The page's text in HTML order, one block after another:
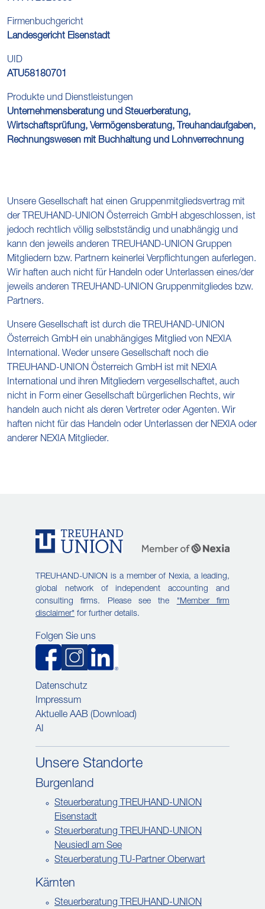
Firmenbuchgericht
Landesgericht Eisenstadt
UID
ATU58180701
Produkte und Dienstleistungen
Unternehmensberatung und Steuerberatung,
Wirtschaftsprüfung, Vermögensberatung, Treuhandaufgaben,
Rechnungswesen mit Buchhaltung und Lohnverrechnung
Unsere Gesellschaft hat einen Gruppenmitgliedsvertrag mit
der TREUHAND-UNION Österreich GmbH abgeschlossen, ist
jedoch rechtlich völlig selbstständig und unabhängig und
kann den jeweils anderen TREUHAND-UNION Gruppen
Mitgliedern bzw. Partnern keinerlei Verpflichtungen auferlegen.
Wir haften auch nicht für Handeln oder Unterlassen eines/der
jeweils anderen TREUHAND-UNION Gruppenmitgliedes bzw.
Partners.
Unsere Gesellschaft ist durch die TREUHAND-UNION
Österreich GmbH ein unabhängiges Mitglied von NEXIA
International. Weder unsere Gesellschaft noch die
TREUHAND-UNION Österreich GmbH ist mit NEXIA
International und ihren Mitgliedern vergesellschaftet, auch
nicht in Form einer Gesellschaft bürgerlichen Rechts, wir
handeln auch nicht als deren Vertreter oder Agenten. Wir
haften nicht für das Handeln oder Unterlassen der NEXIA oder
anderer NEXIA Mitglieder.
TREUHAND-UNION is a member of Nexia, a leading,
global network of independent accounting and
consulting firms. Please see the "Member firm
disclaimer" for further details.
Datenschutz
Impressum
Aktuelle AAB (Download)
AI
Folgen Sie uns
Unsere Standorte
Burgenland
Steuerberatung TREUHAND-UNION
Eisenstadt
Steuerberatung TREUHAND-UNION
Neusiedl am See
Steuerberatung TU-Partner Oberwart
Kärnten
Steuerberatung TREUHAND-UNION